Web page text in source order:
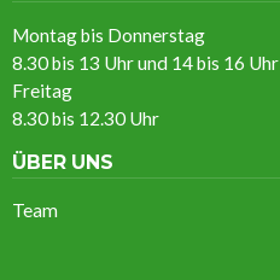
Montag bis Donnerstag
8.30 bis 13 Uhr und 14 bis 16 Uhr
Freitag
8.30 bis 12.30 Uhr
ÜBER UNS
Team